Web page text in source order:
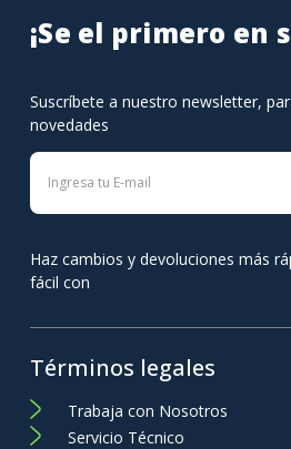
¡Se el primero en
Suscríbete a nuestro newsletter,
novedades
Haz cambios y devoluciones más
fácil con
Términos legales
Trabaja con Nosotros
Servicio Técnico